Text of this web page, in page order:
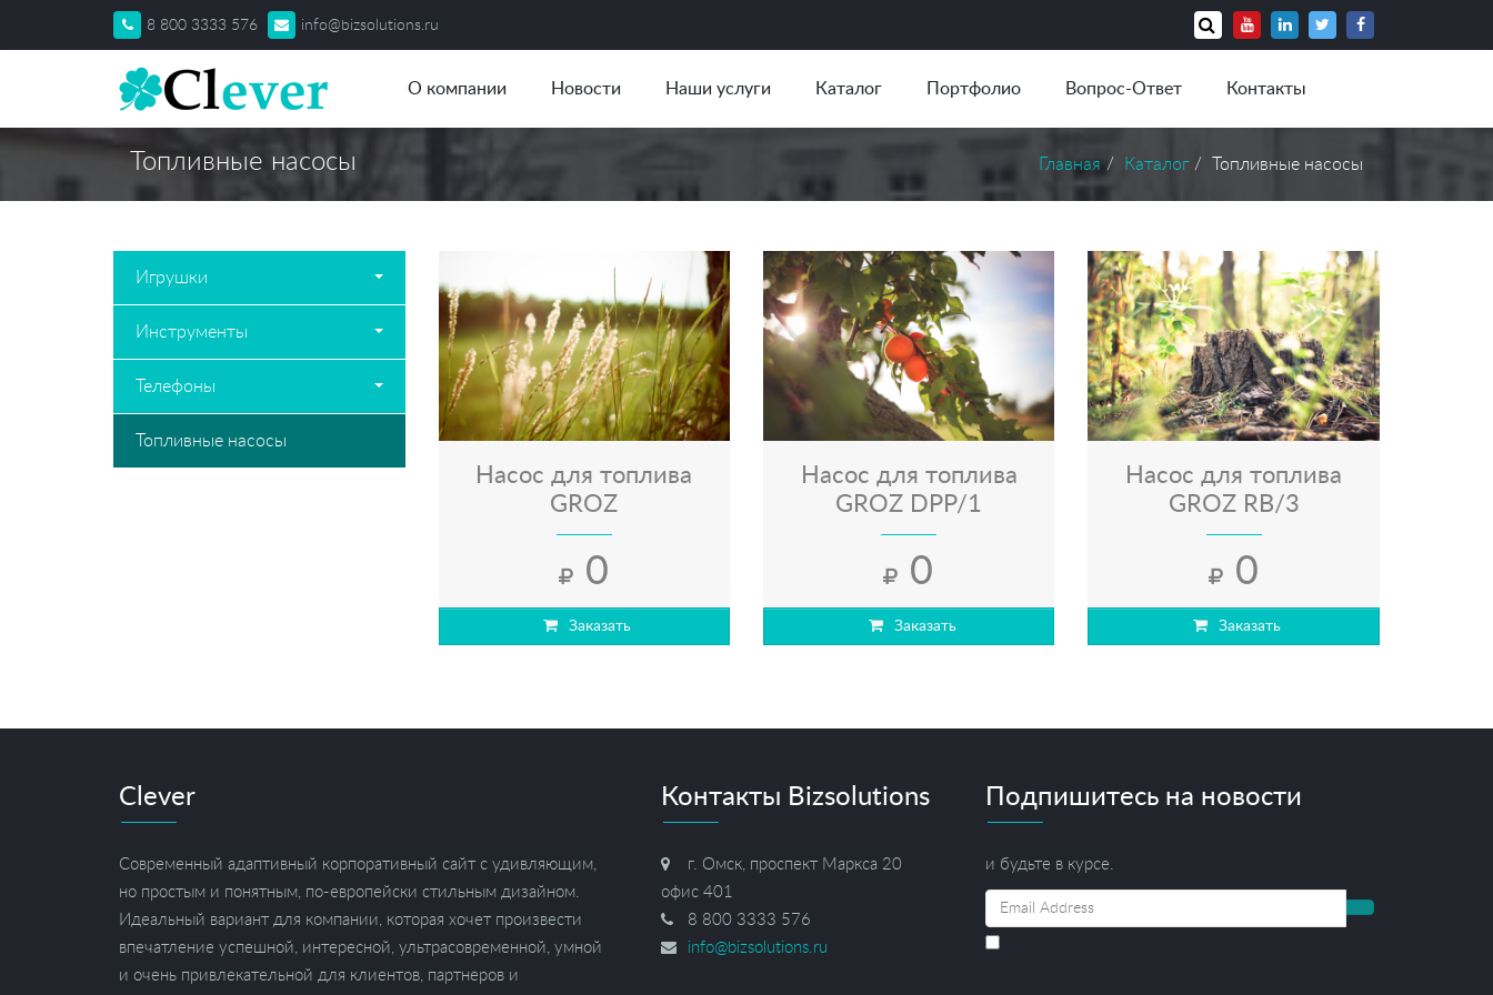
8 800 3333 576 info@bizsolutions.ru
О компании Новости Наши услуги Каталог Портфолио Вопрос-Ответ Контакты
Топливные насосы Главная Каталог Топливные насосы
Игрушки
Инструменты
Телефоны
Топливные насосы
Насос для топлива
GROZ
0
Заказать
Насос для топлива
GROZ DPP/1
двухдиафрагменный
0
Заказать
Насос для топлива
GROZ RB/3
роторный
редукторный
0
Заказать
Clever
Современный адаптивный корпоративный сайт с удивляющим,
но простым и понятным, по-европейски стильным дизайном.
Идеальный вариант для компании, которая хочет произвести
впечатление успешной, интересной, ультрасовременной, умной
и очень привлекательной для клиентов, партнеров и
Контакты Bizsolutions
г. Омск, проспект Маркса 20
офис 401
8 800 3333 576
info@bizsolutions.ru
Подпишитесь на новости
и будьте в курсе.